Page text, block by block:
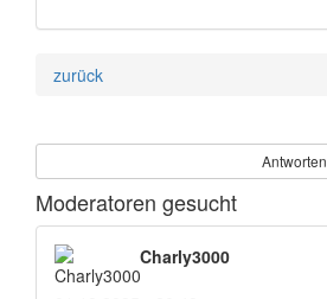
zurück
Antworten
Moderatoren gesucht
Charly3000